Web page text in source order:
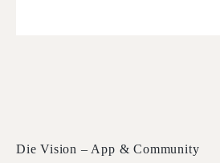
Die Vision – App & Community